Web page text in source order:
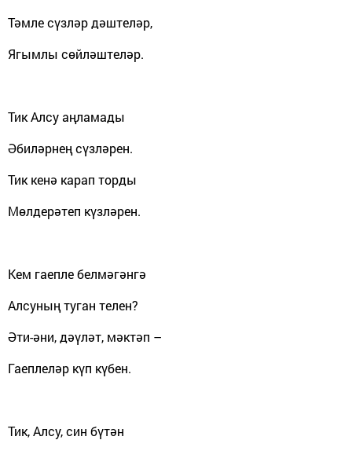
Тәмле сүзләр дәштеләр,
Ягымлы сөйләштеләр.
Тик Алсу аңламады
Әбиләрнең сүзләрен.
Тик кенә карап торды
Мөлдерәтеп күзләрен.
Кем гаепле белмәгәнгә
Алсуның туган телен?
Әти-әни, дәүләт, мәктәп –
Гаеплеләр күп күбен.
Тик, Алсу, син бүтән